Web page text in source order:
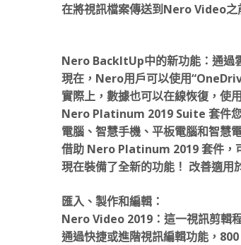
在將視訊檔案傳送到Nero Video之
Nero BackItUp中的新功能：通過
現在，Nero用戶可以使用
實際上，數據也可以在線恢復，使
Nero Platinum 2019 Suite 套件您
電腦、智慧手機、平板電腦和智慧
借助 Nero Platinum 2019 套件，
現在裝備了全新的功能！ 改善適
匯入、製作和編輯：
Nero Video 2019：這一視訊剪輯
通過快捷或進階視訊編輯功能，